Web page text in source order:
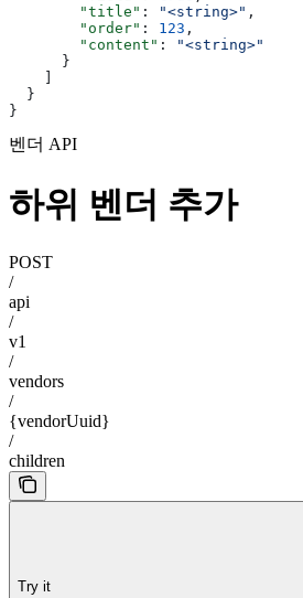
        "title"
: "<string>" ,
        "order"
: 123 ,
        "content"
:
"<string>"
      }
  }
}
벤더 API
하위 벤더 추가
POST
/
api
/
v1
/
vendors
/
{vendorUuid}
/
children
Try it